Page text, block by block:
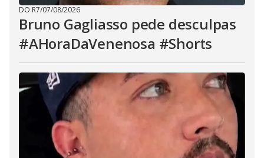
DO R7/07/08/2026
Bruno Gagliasso pede desculpas
#AHoraDaVenenosa #Shorts